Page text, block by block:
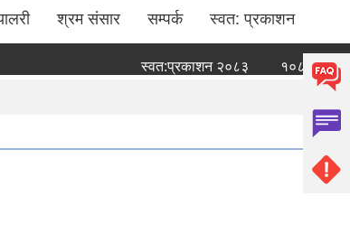
श्रम संसार सम्पर्क स्वत: प्रकाशन
स्वत:प्रकाशन २०८३ १०८ औँ